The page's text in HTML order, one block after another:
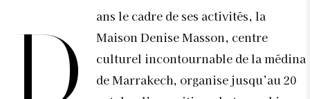
D
ans le cadre de ses activités, la
Maison Denise Masson, centre
culturel incontournable de la médina
de Marrakech, organise jusqu’au 20